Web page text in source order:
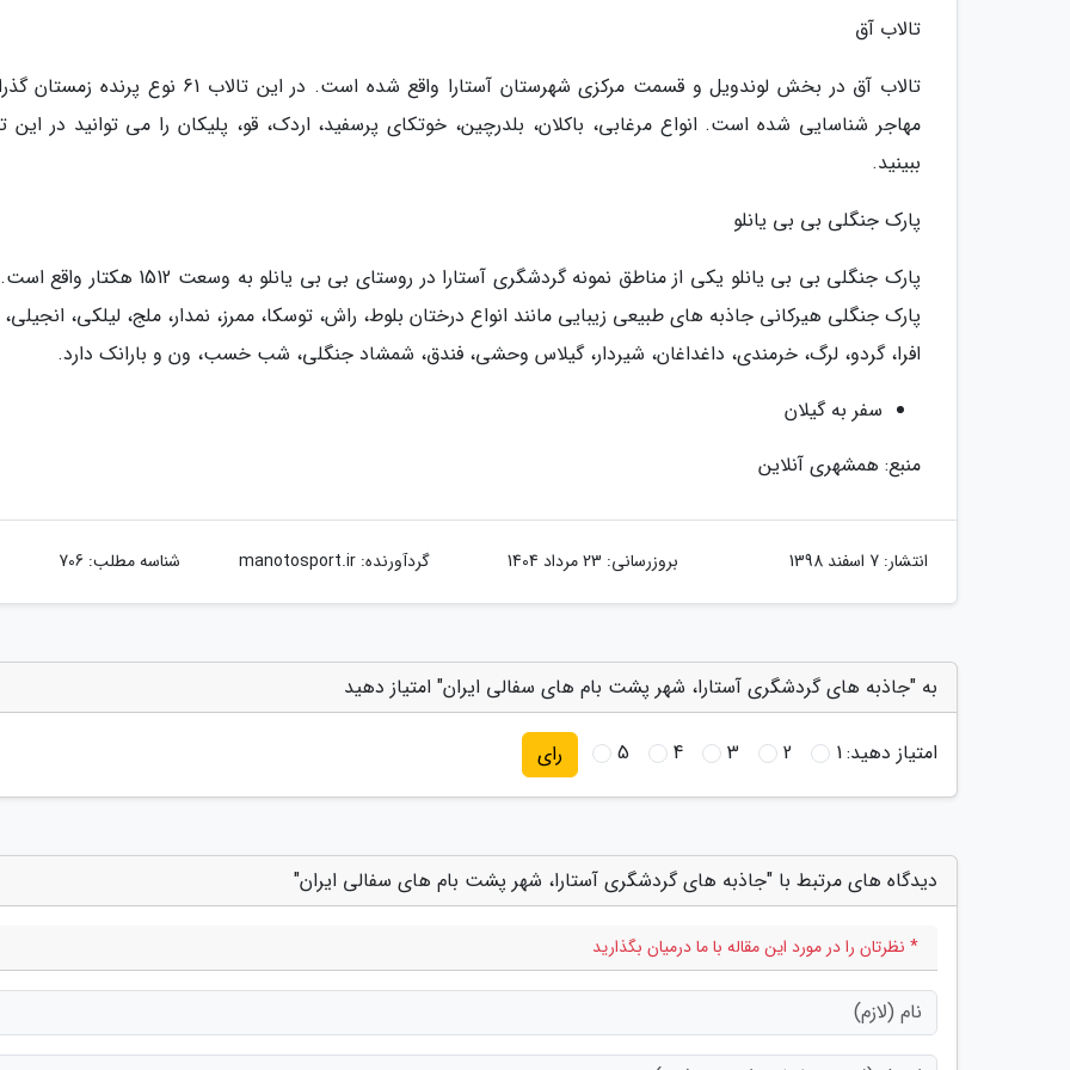
تالاب آق
تالاب آق در بخش لوندویل و قسمت مرکزی شهرستان آستارا واقع شده است. در این تالاب 61 نوع
مهاجر شناسایی شده است. انواع مرغابی، باکلان، بلدرچین، خوتکای پرسفید، اردک، قو، پلیکان را می توانید در این
ببینید.
پارک جنگلی بی بی یانلو
پارک جنگلی بی بی یانلو یکی از مناطق نمونه گردشگری آستارا در روستای بی بی یانلو به
پارک جنگلی هیرکانی جاذبه های طبیعی زیبایی مانند انواع درختان بلوط، راش، توسکا، ممرز، نمدار، ملج، لیلکی، انجیلی،
افرا، گردو، لرگ، خرمندی، داغداغان، شیردار، گیلاس وحشی، فندق، شمشاد جنگلی، شب خسب، ون و بارانک دارد.
سفر به گیلان
منبع: همشهری آنلاین
انتشار: 7 اسفند 1398 بروزرسانی: 23 مرداد 1404 گردآورنده:manotosport.ir شناسه مطلب: 706
به "جاذبه های گردشگری آستارا، شهر پشت بام های سفالی ایران" امتیاز دهید
امتیاز دهید:1
2
3
4
5 رای
دیدگاه های مرتبط با "جاذبه های گردشگری آستارا، شهر پشت بام های سفالی ایران"
* نظرتان را در مورد این مقاله با ما درمیان بگذارید